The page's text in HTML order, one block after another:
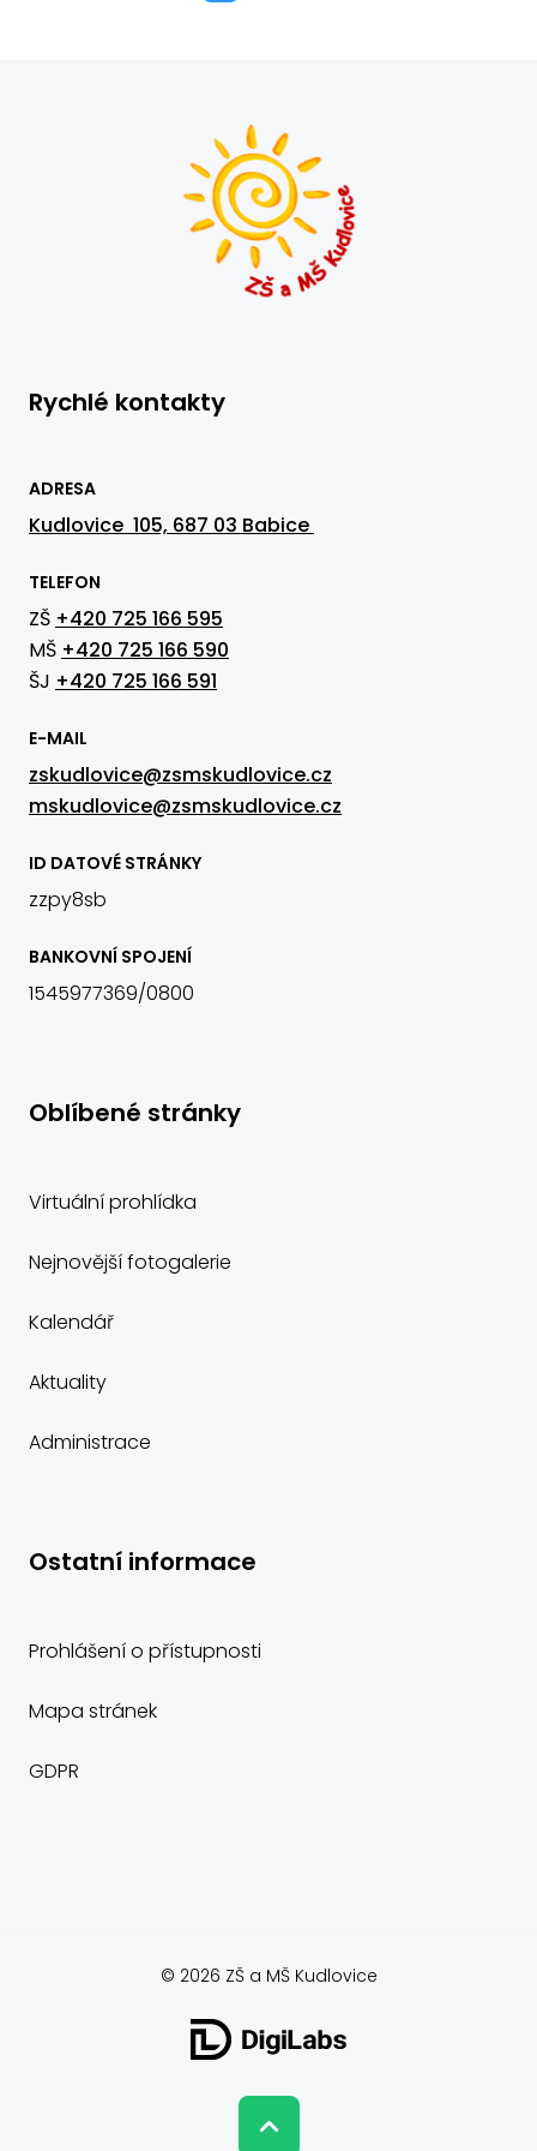
Rychlé kontakty
ADRESA
Kudlovice 105, 687 03 Babice
TELEFON
ZŠ +420 725 166 595
MŠ +420 725 166 590
ŠJ +420 725 166 591
E-MAIL
zskudlovice@zsmskudlovice.cz
mskudlovice@zsmskudlovice.cz
ID DATOVÉ STRÁNKY
zzpy8sb
BANKOVNÍ SPOJENÍ
1545977369/0800
Oblíbené stránky
Virtuální prohlídka
Nejnovější fotogalerie
Kalendář
Aktuality
Administrace
Ostatní informace
Prohlášení o přístupnosti
Mapa stránek
GDPR
© 2026 ZŠ a MŠ Kudlovice